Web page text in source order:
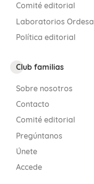
Comité editorial
Laboratorios Ordesa
Política editorial
Club familias
Sobre nosotros
Contacto
Comité editorial
Pregúntanos
Únete
Accede